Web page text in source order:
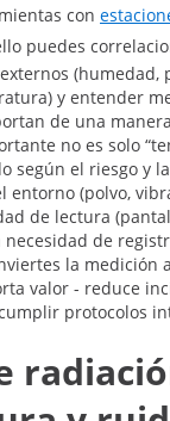
con
puedes
(humedad,
y entender
de una
no es solo
según el riesgo y
entorno (polvo,
de lectura
de
la medición
valor - reduce
protocolos